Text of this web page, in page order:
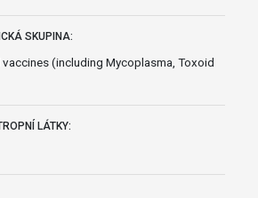
SKUPINA:
(including Mycoplasma, Toxoid
LÁTKY: